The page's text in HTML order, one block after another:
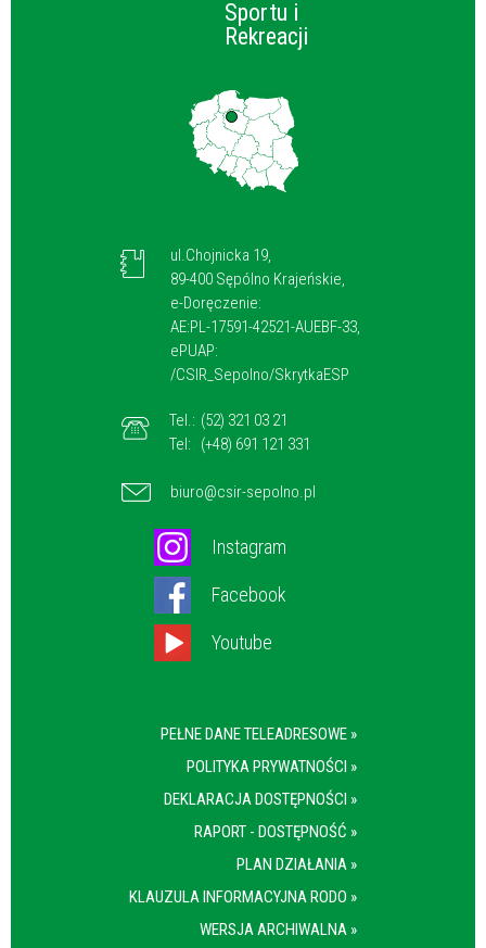
Sportu i
Rekreacji
ul.Chojnicka 19,
89-400 Sępólno Krajeńskie,
e-Doręczenie:
AE:PL-17591-42521-AUEBF-33,
ePUAP:
/CSIR_Sepolno/SkrytkaESP
Tel.: (52) 321 03 21
Tel:
(+48) 691 121 331
biuro@csir-sepolno.pl
Instagram
Facebook
Youtube
PEŁNE DANE TELEADRESOWE »
POLITYKA PRYWATNOŚCI »
DEKLARACJA DOSTĘPNOŚCI »
RAPORT - DOSTĘPNOŚĆ »
PLAN DZIAŁANIA »
KLAUZULA INFORMACYJNA RODO »
WERSJA ARCHIWALNA »